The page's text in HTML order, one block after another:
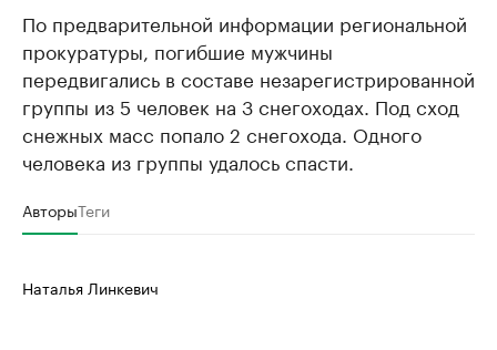
По предварительной информации региональной
прокуратуры, погибшие мужчины
передвигались в составе незарегистрированной
группы из 5 человек на 3 снегоходах. Под сход
снежных масс попало 2 снегохода. Одного
человека из группы удалось спасти.
АвторыТеги
Наталья Линкевич